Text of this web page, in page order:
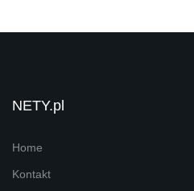
NETY.pl
Home
Kontakt